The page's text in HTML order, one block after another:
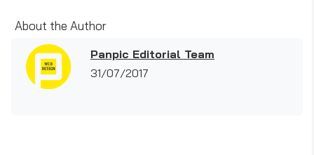
About the Author
Panpic Editorial Team
31/07/2017